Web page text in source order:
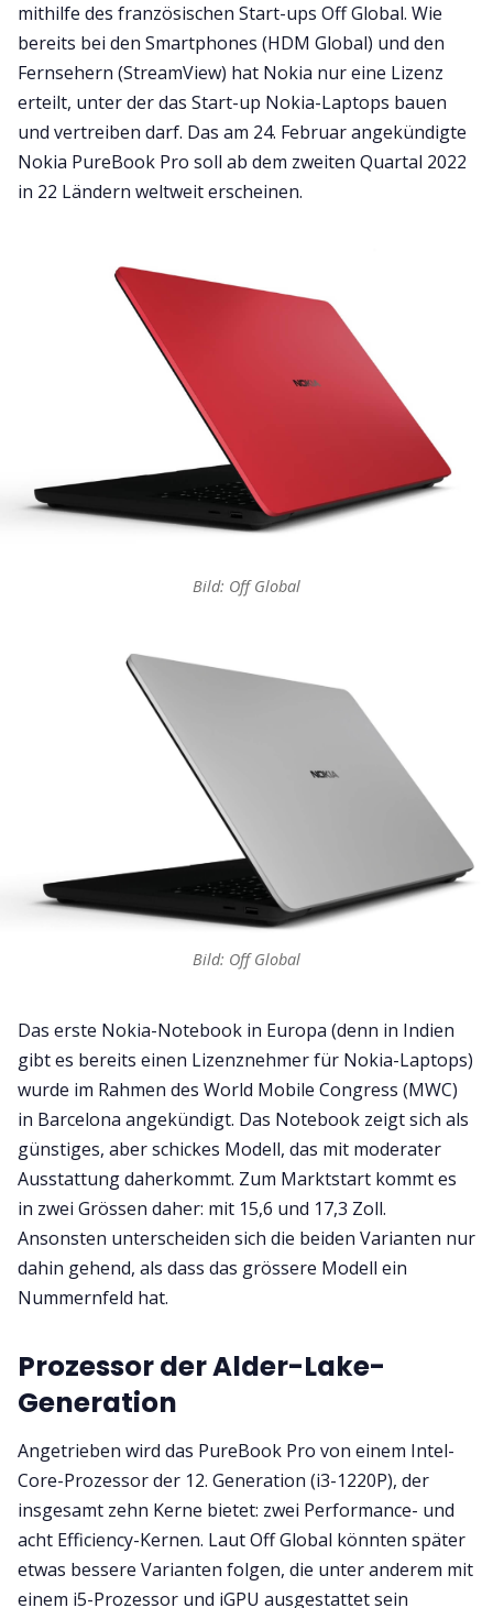
mithilfe des französischen Start-ups Off Global. Wie
bereits bei den Smartphones (HDM Global) und den
Fernsehern (StreamView) hat Nokia nur eine Lizenz
erteilt, unter der das Start-up Nokia-Laptops bauen
und vertreiben darf. Das am 24. Februar angekündigte
Nokia PureBook Pro soll ab dem zweiten Quartal 2022
in 22 Ländern weltweit erscheinen.
Bild: Off Global
Bild: Off Global
Das erste Nokia-Notebook in Europa (denn in Indien
gibt es bereits einen Lizenznehmer für Nokia-Laptops)
wurde im Rahmen des World Mobile Congress (MWC)
in Barcelona angekündigt. Das Notebook zeigt sich als
günstiges, aber schickes Modell, das mit moderater
Ausstattung daherkommt. Zum Marktstart kommt es
in zwei Grössen daher: mit 15,6 und 17,3 Zoll.
Ansonsten unterscheiden sich die beiden Varianten nur
dahin gehend, als dass das grössere Modell ein
Nummernfeld hat.
Prozessor der Alder-Lake-
Generation
Angetrieben wird das PureBook Pro von einem Intel-
Core-Prozessor der 12. Generation (i3-1220P), der
insgesamt zehn Kerne bietet: zwei Performance- und
acht Efficiency-Kernen. Laut Off Global könnten später
etwas bessere Varianten folgen, die unter anderem mit
einem i5-Prozessor und iGPU ausgestattet sein